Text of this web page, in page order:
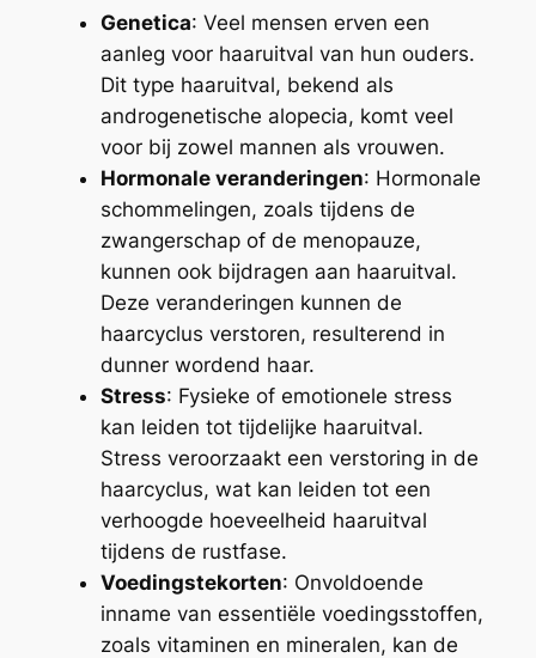
Genetica: Veel mensen erven een
aanleg voor haaruitval van hun ouders.
Dit type haaruitval, bekend als
androgenetische alopecia, komt veel
voor bij zowel mannen als vrouwen.
Hormonale veranderingen: Hormonale
schommelingen, zoals tijdens de
zwangerschap of de menopauze,
kunnen ook bijdragen aan haaruitval.
Deze veranderingen kunnen de
haarcyclus verstoren, resulterend in
dunner wordend haar.
Stress: Fysieke of emotionele stress
kan leiden tot tijdelijke haaruitval.
Stress veroorzaakt een verstoring in de
haarcyclus, wat kan leiden tot een
verhoogde hoeveelheid haaruitval
tijdens de rustfase.
Voedingstekorten: Onvoldoende
inname van essentiële voedingsstoffen,
zoals vitaminen en mineralen, kan de